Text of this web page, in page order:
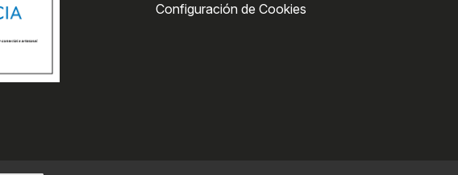
Configuración de Cookies